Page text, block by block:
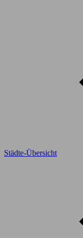
Städte-Übersicht